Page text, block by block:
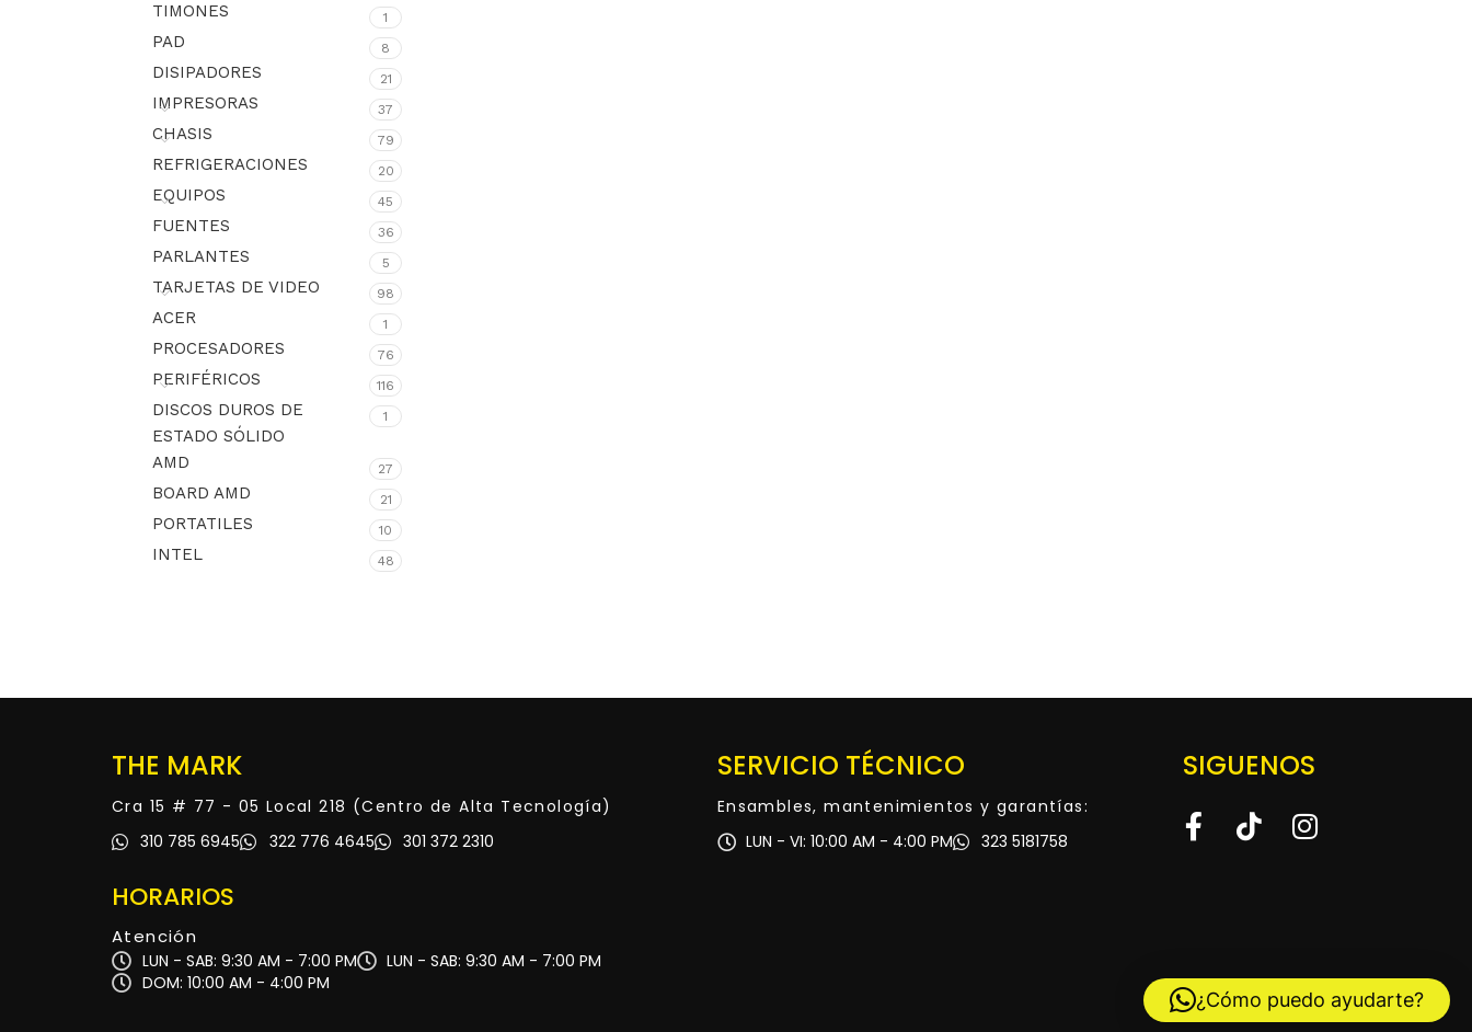
TIMONES 1
PAD 8
DISIPADORES 21
IMPRESORAS 37
CHASIS 79
REFRIGERACIONES 20
EQUIPOS 45
FUENTES 36
PARLANTES 5
TARJETAS DE VIDEO 98
ACER 1
PROCESADORES 76
PERIFÉRICOS 116
DISCOS DUROS DE
ESTADO SÓLIDO
1
AMD 27
BOARD AMD 21
PORTATILES 10
INTEL 48
THE MARK
Cra 15 # 77 - 05 Local 218 (Centro de Alta Tecnología)
310 785 6945
322 776 4645 301 372 2310
HORARIOS
Atención
LUN - SAB: 9:30 AM - 7:00 PM
LUN - SAB: 9:30 AM - 7:00 PM
DOM: 10:00 AM - 4:00 PM
SERVICIO TÉCNICO
Ensambles, mantenimientos y garantías:
LUN - VI: 10:00 AM - 4:00 PM
323 5181758
SIGUENOS
¿Cómo puedo ayudarte?